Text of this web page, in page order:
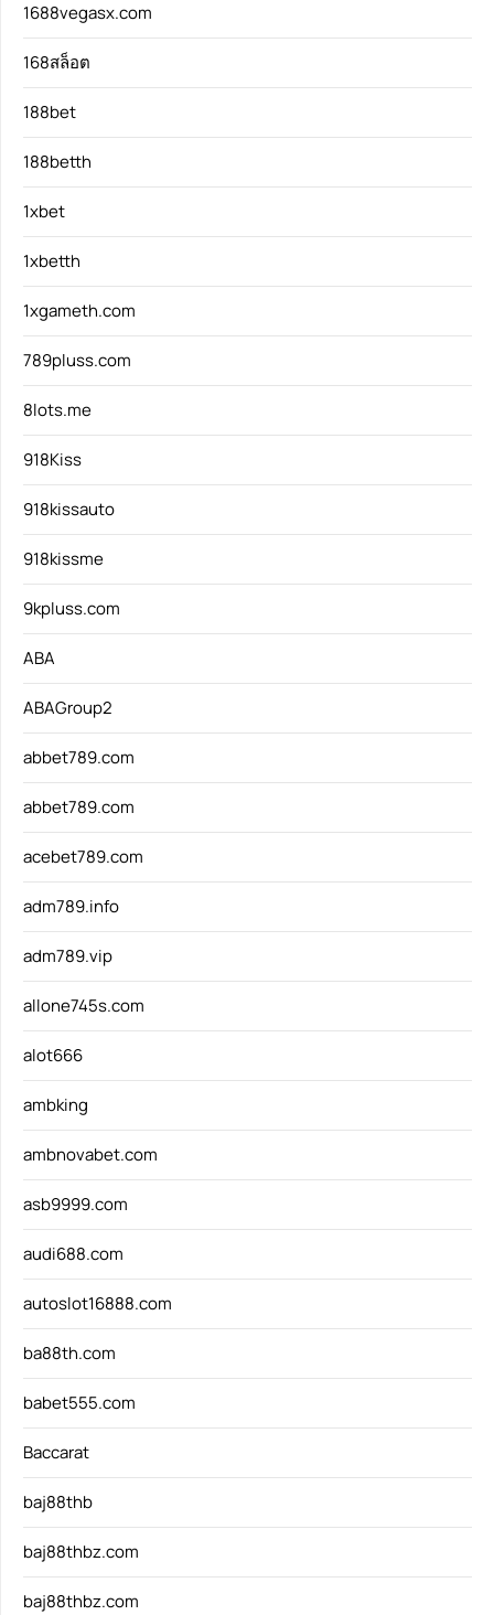
1688vegasx.com
168สล็อต
188bet
188betth
1xbet
1xbetth
1xgameth.com
789pluss.com
8lots.me
918Kiss
918kissauto
918kissme
9kpluss.com
ABA
ABAGroup2
abbet789.com
abbet789.com
acebet789.com
adm789.info
adm789.vip
allone745s.com
alot666
ambking
ambnovabet.com
asb9999.com
audi688.com
autoslot16888.com
ba88th.com
babet555.com
Baccarat
baj88thb
baj88thbz.com
baj88thbz.com